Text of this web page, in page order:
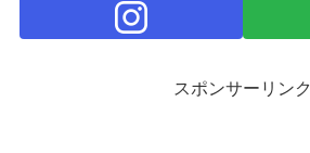
スポンサーリンク